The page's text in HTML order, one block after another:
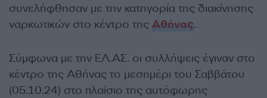
συνελήφθησαν με την κατηγορία της διακίνησης
ναρκωτικών στο κέντρο της Αθήνας.
Σύμφωνα με την ΕΛ.ΑΣ. οι συλλήψεις έγιναν στο
κέντρο της Αθήνας το μεσημέρι του Σαββάτου
(05.10.24) στο πλαίσιο της αυτόφωρης